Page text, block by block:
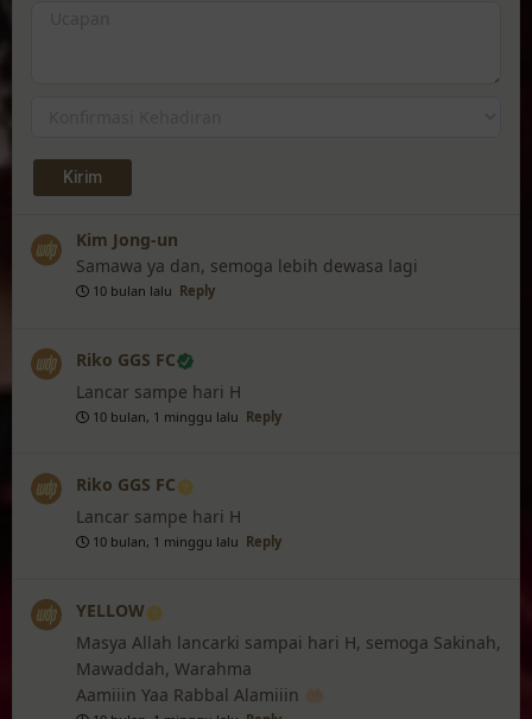
Kim Jong-un
Samawa ya dan, semoga lebih dewasa lagi
10 bulan lalu Reply
Riko GGS FC
Lancar sampe hari H
10 bulan, 1 minggu lalu Reply
Riko GGS FC
Lancar sampe hari H
10 bulan, 1 minggu lalu Reply
YELLOW
Masya Allah lancarki sampai hari H, semoga Sakinah,
Mawaddah, Warahma
Aamiiin Yaa Rabbal Alamiiin 🤲🏻